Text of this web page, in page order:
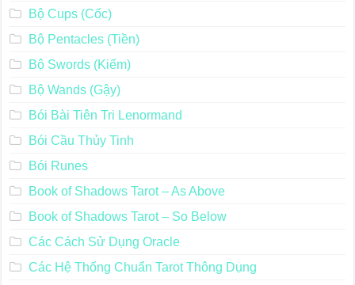
Bộ Cups (Cốc)
Bộ Pentacles (Tiền)
Bộ Swords (Kiếm)
Bộ Wands (Gậy)
Bói Bài Tiên Tri Lenormand
Bói Cầu Thủy Tinh
Bói Runes
Book of Shadows Tarot – As Above
Book of Shadows Tarot – So Below
Các Cách Sử Dụng Oracle
Các Hệ Thống Chuẩn Tarot Thông Dụng